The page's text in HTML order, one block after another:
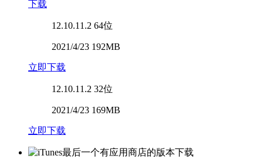
下载
12.10.11.2 64位
2021/4/23 192MB
立即下载
12.10.11.2 32位
2021/4/23 169MB
立即下载